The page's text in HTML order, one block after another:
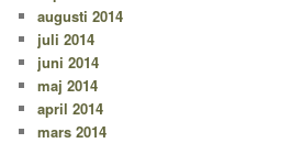
augusti 2014
juli 2014
juni 2014
maj 2014
april 2014
mars 2014